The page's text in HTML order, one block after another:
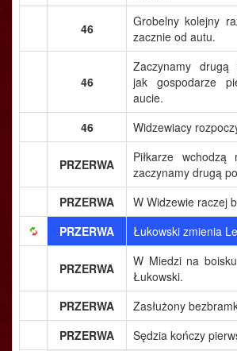
46
Grobelny kolejny
zacznie od autu.
46
Zaczynamy drugą
jak gospodarze
aucie.
46
Widzewiacy
PRZERWA
Piłkarze
zaczynamy drugą
PRZERWA
W Widzewie raczej
PRZERWA
Łukowski zmienia
PRZERWA
W Miedzi na
Łukowski.
PRZERWA
Zasłużony
PRZERWA
Sędzia kończy